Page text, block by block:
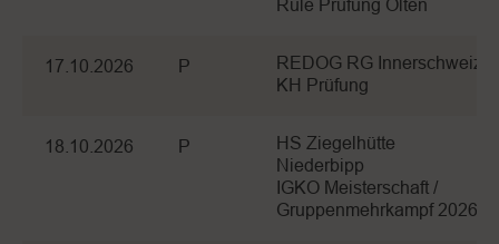
Rule Prüfung Olten
17.10.2026 P
REDOG RG Innerschweiz
KH Prüfung
18.10.2026 P
HS Ziegelhütte
Niederbipp
IGKO Meisterschaft /
Gruppenmehrkampf 2026